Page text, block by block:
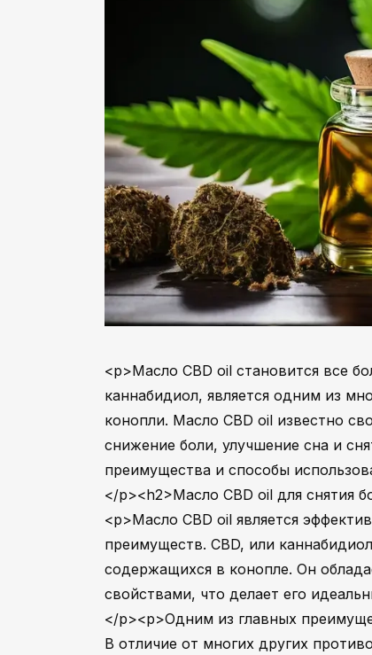
<p>Масло CBD oil становится все
каннабидиол, является одним из
конопли. Масло CBD oil известно
снижение боли, улучшение сна и
преимущества и способы
</p><h2>Масло CBD oil для снятия
<p>Масло CBD oil является
преимуществ. CBD, или
содержащихся в конопле. Он
свойствами, что делает его
</p><p>Одним из главных
В отличие от многих других